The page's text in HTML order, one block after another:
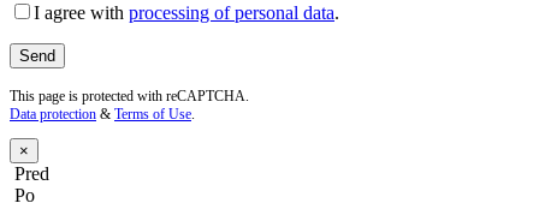
I agree with processing of personal data.
This page is protected with reCAPTCHA.
Data protection & Terms of Use.
×
Pred
Po